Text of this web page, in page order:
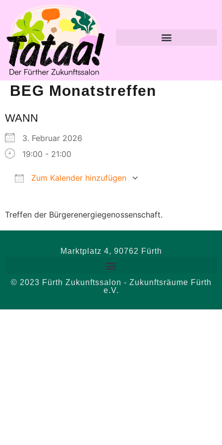
BEG Monatstreffen
WANN
3. Februar 2026
19:00 - 21:00
Zum Kalender hinzufügen
Treffen der Bürgerenergiegenossenschaft.
Marktplatz 4, 90762 Fürth
© 2023 Fürth Zukunftssalon - Zukunftsräume Fürth
e.V.